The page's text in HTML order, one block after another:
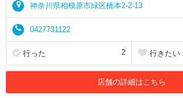
神奈川県相模原市緑区橋本2-2-13
0427731122
行った 2 行きたい
店舗の詳細はこちら